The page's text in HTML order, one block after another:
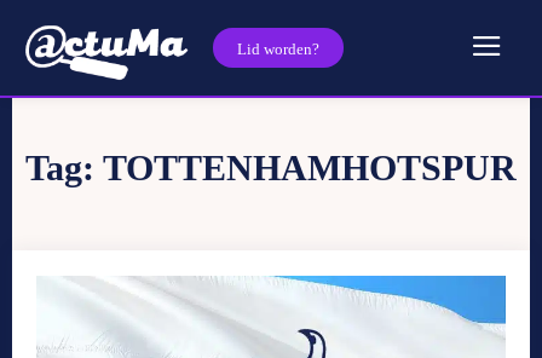
Lid worden?
Tag: TOTTENHAMHOTSPUR